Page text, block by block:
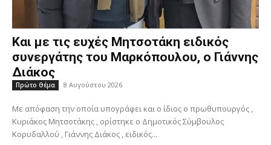
Και με τις ευχές Μητσοτάκη ειδικός
συνεργάτης του Μαρκόπουλου, ο Γιάννης
Διάκος
Πρώτο Θέμα 8 Αυγούστου 2026
Με απόφαση την οποία υπογράφει και ο ίδιος ο πρωθυπουργός ,
Κυριάκος Μητσοτάκης , ορίστηκε ο Δημοτικός Σύμβουλος
Κορυδαλλού , Γιάννης Διάκος , ειδικός...